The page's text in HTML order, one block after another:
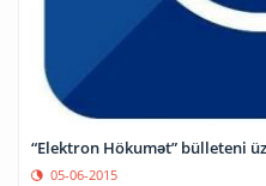
“Elektron Hökumət” bülleteni
05-06-2015